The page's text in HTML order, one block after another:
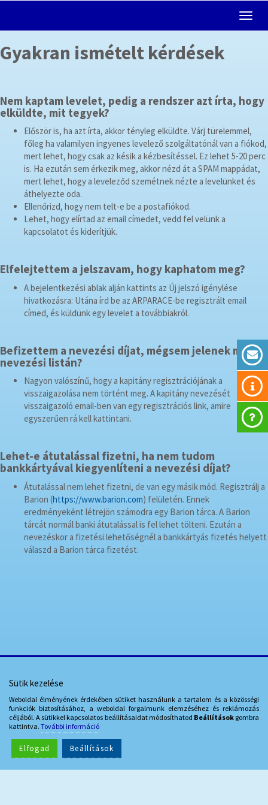
Gyakran ismételt kérdések
Nem kaptam levelet, pedig a rendszer azt írta, hogy
elküldte, mit tegyek?
Először is, ha azt írta, akkor tényleg elküldte. Várj türelemmel,
főleg ha valamilyen ingyenes levelező szolgáltatónál van a fiókod,
mert lehet, hogy csak az késik a kézbesítéssel. Ez lehet 5-20 perc
is. Ha ezután sem érkezik meg, akkor nézd át a SPAM mappádat,
mert lehet, hogy a leveleződ szemétnek nézte a levelünket és
áthelyezte oda.
Ellenőrizd, hogy nem telt-e be a postafiókod.
Lehet, hogy elírtad az email címedet, vedd fel velünk a
kapcsolatot és kiderítjük.
Elfelejtettem a jelszavam, hogy kaphatom meg?
A bejelentkezési ablak alján kattints az Új jelszó igénylése
hivatkozásra: Utána írd be az ARPARACE-be regisztrált email
címed, és küldünk egy levelet a továbbiakról.
Befizettem a nevezési díjat, mégsem jelenek meg a
nevezési listán?
Nagyon valószínű, hogy a kapitány regisztrációjának a
visszaigazolása nem történt meg. A kapitány nevezését
visszaigazoló email-ben van egy regisztrációs link, amire
egyszerűen rá kell kattintani.
Lehet-e átutalással fizetni, ha nem tudom
bankkártyával kiegyenlíteni a nevezési díjat?
Átutalással nem lehet fizetni, de van egy másik mód. Regisztrálj a
Barion (https://www.barion.com) felületén. Ennek
eredményeként létrejön számodra egy Barion tárca. A Barion
tárcát normál banki átutalással is fel lehet tölteni. Ezután a
nevezéskor a fizetési lehetőségnél a bankkártyás fizetés helyett
válaszd a Barion tárca fizetést.
Az online-fizetést a Barion Payment Zrt. biztosítja,
MNB-engedélyszáma: H-EN-I-1064/2013.
Dokumentumtár
Sütik kezelése
Weboldal élményének érdekében sütiket használunk a tartalom és a közösségi
funkciók biztosításához, a weboldal forgalmunk elemzéséhez és reklámozás
céljából. A sütikkel kapcsolatos beállításaidat módosíthatod Beállítások gombra
kattintva. További információ
Elfogad Beállítások